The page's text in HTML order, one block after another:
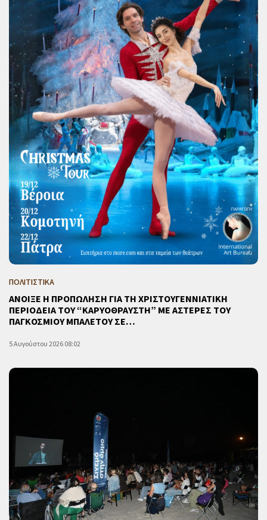
ΠΟΛΙΤΙΣΤΙΚΑ
ΑΝΟΙΞΕ Η ΠΡΟΠΩΛΗΣΗ ΓΙΑ ΤΗ ΧΡΙΣΤΟΥΓΕΝΝΙΑΤΙΚΗ
ΠΕΡΙΟΔΕΙΑ ΤΟΥ “ΚΑΡΥΟΘΡΑΥΣΤΗ” ΜΕ ΑΣΤΕΡΕΣ ΤΟΥ
ΠΑΓΚΟΣΜΙΟΥ ΜΠΑΛΕΤΟΥ ΣΕ…
5 Αυγούστου 2026 08:02